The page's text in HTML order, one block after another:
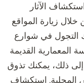
الآثار
خلال زيارة المواقع
التجول في شوارع
المعمارية القديمة
إلى ذلك، يمكنك تذوق
المحلية. استكشاف